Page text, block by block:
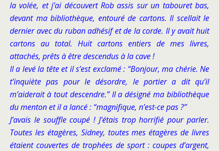
la volée, et j’ai découvert Rob assis sur un tabouret bas,
devant ma bibliothèque, entouré de cartons. Il scellait le
dernier avec du ruban adhésif et de la corde. Il y avait huit
cartons au total. Huit cartons entiers de mes livres,
attachés, prêts à être descendus à la cave !
Il a levé la tête et il s’est exclamé : “Bonjour, ma chérie. Ne
t’inquiète pas pour le désordre, le portier a dit qu’il
m’aiderait à tout descendre.” Il a désigné ma bibliothèque
du menton et il a lancé : “magnifique, n’est-ce pas ?”
J’avais le souffle coupé ! J’étais trop horrifié pour parler.
Toutes les étagères, Sidney, toutes mes étagères de livres
étaient couvertes de trophées de sport : coupes d’argent,